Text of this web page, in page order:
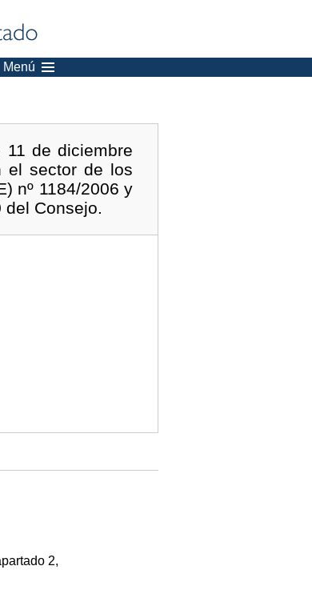
Menú
11 de diciembre
el sector de los
nº 1184/2006 y
del Consejo.
2,